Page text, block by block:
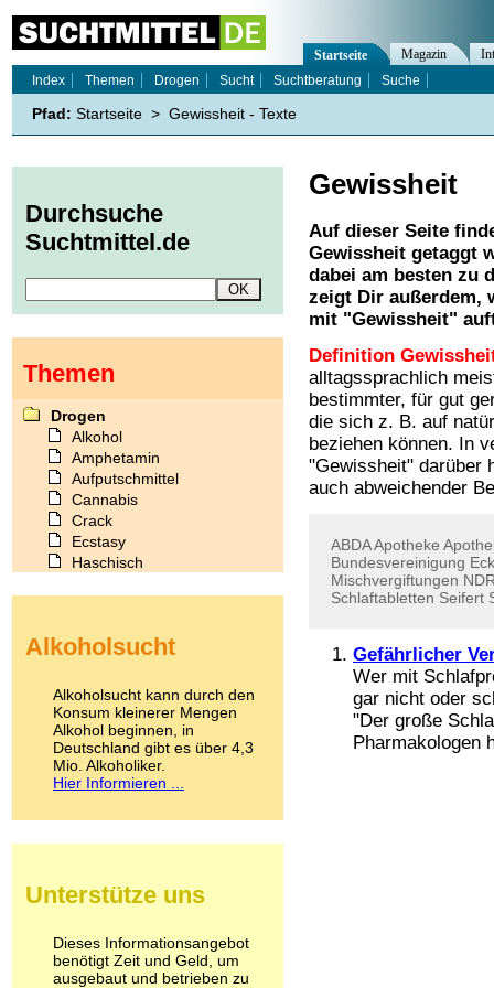
Gewissheit
Auf dieser Seite
Gewissheit getaggt
dabei am besten zu
zeigt Dir außerdem,
mit "Gewissheit"
Definition
alltagssprachlich
bestimmter, für gut
die sich z. B. auf
beziehen können. In
"Gewissheit" darüber
auch abweichender
ABDAApotheke
Bundesvereinigung
Mischvergiftungen
Schlaftabletten Seifert
Gefährlicher
Wer mit
gar nicht oder
"Der große
Pharmakologen
Startseite Magazin
Index
Themen Drogen Sucht Suchtberatung Suche
Pfad: Startseite > Gewissheit - Texte
Durchsuche
Suchtmittel.de
Themen
Drogen
Alkohol
Amphetamin
Aufputschmittel
Cannabis
Crack
Ecstasy
Haschisch
Kokain
LSD
Marihuana
Medikamente
Meskalin
Metamphetamin
Methadon
Pilze
Psychopharmaka
Schlafmittel
Schmerzmittel
Alkoholsucht
Alkoholsucht kann durch den
Konsum kleinerer Mengen
Alkohol beginnen, in
Deutschland gibt es über 4,3
Mio. Alkoholiker.
Hier Informieren ...
Unterstütze uns
Dieses Informationsangebot
benötigt Zeit und Geld, um
ausgebaut und betrieben zu